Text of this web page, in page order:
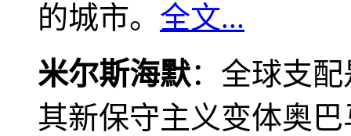
的城市。 全文...
米尔斯海默：全球支
其新保守主义变体奥